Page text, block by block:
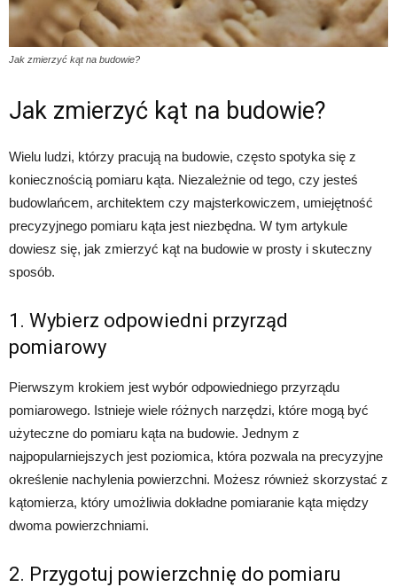
Jak zmierzyć kąt na budowie?
Jak zmierzyć kąt na budowie?
Wielu ludzi, którzy pracują na budowie, często spotyka się z
koniecznością pomiaru kąta. Niezależnie od tego, czy jesteś
budowlańcem, architektem czy majsterkowiczem, umiejętność
precyzyjnego pomiaru kąta jest niezbędna. W tym artykule
dowiesz się, jak zmierzyć kąt na budowie w prosty i skuteczny
sposób.
1. Wybierz odpowiedni przyrząd
pomiarowy
Pierwszym krokiem jest wybór odpowiedniego przyrządu
pomiarowego. Istnieje wiele różnych narzędzi, które mogą być
użyteczne do pomiaru kąta na budowie. Jednym z
najpopularniejszych jest poziomica, która pozwala na precyzyjne
określenie nachylenia powierzchni. Możesz również skorzystać z
kątomierza, który umożliwia dokładne pomiaranie kąta między
dwoma powierzchniami.
2. Przygotuj powierzchnię do pomiaru